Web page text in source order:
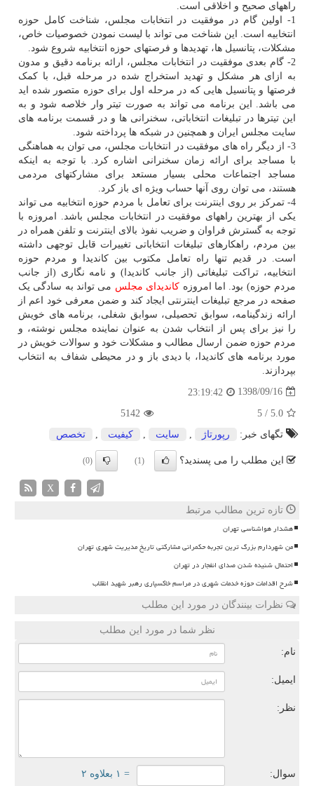
راههای صحیح و اخلاقی است.
1- اولین گام در موفقیت در انتخابات مجلس، شناخت کامل حوزه
انتخابیه است. این شناخت می تواند با لیست نمودن خصوصیات خاص،
مشکلات، پتانسیل ها، تهدیدها و فرصتهای حوزه انتخابیه شروع شود.
2- گام بعدی موفقیت در انتخابات مجلس، ارائه برنامه دقیق و مدون
به ازای هر مشکل و تهدید استخراج شده در مرحله قبل، با کمک
فرصتها و پتانسیل هایی که در مرحله اول برای حوزه متصور شده اید
می باشد. این برنامه می تواند به صورت تیتر وار خلاصه شود و به
این تیترها در تبلیغات انتخاباتی، سخنرانی ها و در قسمت برنامه های
سایت مجلس ایران و همچنین در شبکه ها پرداخته شود.
3- از دیگر راه های موفقیت در انتخابات مجلس، می توان به هماهنگی
با مساجد برای ارائه زمان سخنرانی اشاره کرد. با توجه به اینکه
مساجد اجتماعات محلی بسیار مستعد برای مشارکتهای مردمی
هستند، می توان روی آنها حساب ویژه ای باز کرد.
4- تمرکز بر روی اینترنت برای تعامل با مردم حوزه انتخابیه می تواند
یکی از بهترین راههای موفقیت در انتخابات مجلس باشد. امروزه با
توجه به گسترش فراوان و ضریب نفوذ بالای اینترنت و تلفن همراه در
بین مردم، راهکارهای تبلیغات انتخاباتی تغییرات قابل توجهی داشته
است. در قدیم تنها راه تعامل مکتوب بین کاندیدا و مردم حوزه
انتخابیه، تراکت تبلیغاتی (از جانب کاندیدا) و نامه نگاری (از جانب
مردم حوزه) بود. اما امروزه کاندیدای مجلس می تواند به سادگی یک
صفحه در مرجع تبلیغات اینترنتی ایجاد کند و ضمن معرفی خود اعم از
ارائه زندگینامه، سوابق تحصیلی، سوابق شغلی، برنامه های خویش
را نیز برای پس از انتخاب شدن به عنوان نماینده مجلس نوشته، و
مردم حوزه ضمن ارسال مطالب و مشکلات خود و سوالات خویش در
مورد برنامه های کاندیدا، با دیدی باز و در محیطی شفاف به انتخاب
بپردازند.
1398/09/16
23:19:42
5.0
/
5
5142
تگهای خبر:
رپورتاژ سایت كیفیت تخصص
این مطلب را می پسندید؟ (1)
(0)
X
تازه ترین مطالب مرتبط
هشدار هواشناسی تهران
من شهردارم بزرگ ترین تجربه حکمرانی مشارکتی تاریخ مدیریت شهری تهران
احتمال شنیده شدن صدای انفجار در تهران
شرح اقدامات حوزه خدمات شهری در مراسم خاکسپاری رهبر شهید انقلاب
نظرات بینندگان در مورد این مطلب
نظر شما در مورد این مطلب
نام:
ایمیل:
نظر:
سوال: = ۱ بعلاوه ۲